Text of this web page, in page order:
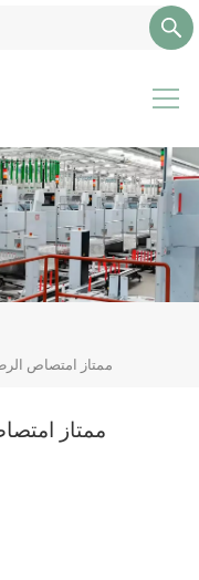
ممتاز امتصاص
ممتاز